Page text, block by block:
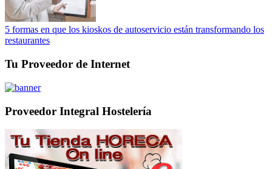
5 formas en que los kioskos de autoservicio están transformando los
restaurantes
Tu Proveedor de Internet
Proveedor Integral Hostelería